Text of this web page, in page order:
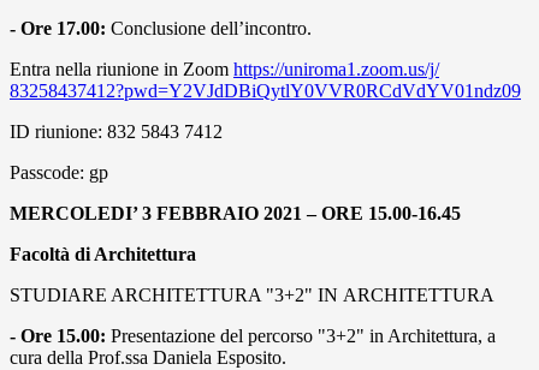
- Ore 17.00: Conclusione dell’incontro.
Entra nella riunione in Zoom https://uniroma1.zoom.us/j/
83258437412?pwd=Y2VJdDBiQytlY0VVR0RCdVdYV01ndz09
ID riunione: 832 5843 7412
Passcode: gp
MERCOLEDI’ 3 FEBBRAIO 2021 – ORE 15.00-16.45
Facoltà di Architettura
STUDIARE ARCHITETTURA "3+2" IN ARCHITETTURA
- Ore 15.00: Presentazione del percorso "3+2" in Architettura, a
cura della Prof.ssa Daniela Esposito.